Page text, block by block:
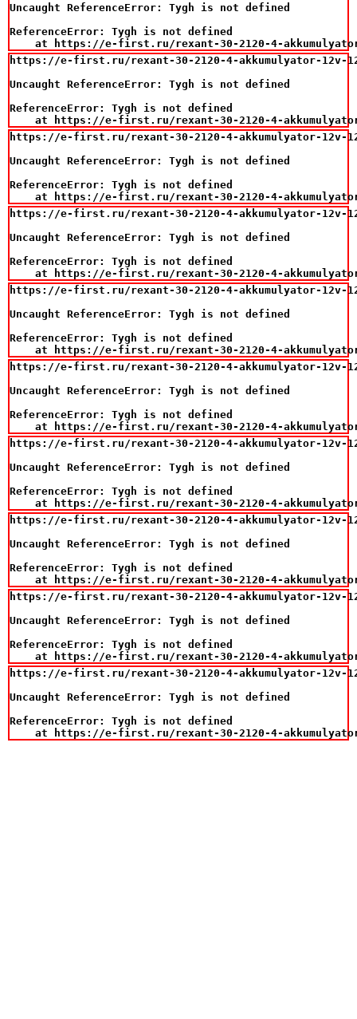
Uncaught ReferenceError: Tygh is not defined
ReferenceError: Tygh is not defined
at https://e-first.ru/rexant-30-2120-4-
https://e-first.ru/rexant-30-2120-4-akkumulyator-12v-
Uncaught ReferenceError: Tygh is not defined
ReferenceError: Tygh is not defined
at https://e-first.ru/rexant-30-2120-4-
https://e-first.ru/rexant-30-2120-4-akkumulyator-12v-
Uncaught ReferenceError: Tygh is not defined
ReferenceError: Tygh is not defined
at https://e-first.ru/rexant-30-2120-4-
https://e-first.ru/rexant-30-2120-4-akkumulyator-12v-
Uncaught ReferenceError: Tygh is not defined
ReferenceError: Tygh is not defined
at https://e-first.ru/rexant-30-2120-4-
https://e-first.ru/rexant-30-2120-4-akkumulyator-12v-
Uncaught ReferenceError: Tygh is not defined
ReferenceError: Tygh is not defined
at https://e-first.ru/rexant-30-2120-4-
https://e-first.ru/rexant-30-2120-4-akkumulyator-12v-
Uncaught ReferenceError: Tygh is not defined
ReferenceError: Tygh is not defined
at https://e-first.ru/rexant-30-2120-4-
https://e-first.ru/rexant-30-2120-4-akkumulyator-12v-
Uncaught ReferenceError: Tygh is not defined
ReferenceError: Tygh is not defined
at https://e-first.ru/rexant-30-2120-4-
https://e-first.ru/rexant-30-2120-4-akkumulyator-12v-
Uncaught ReferenceError: Tygh is not defined
ReferenceError: Tygh is not defined
at https://e-first.ru/rexant-30-2120-4-
https://e-first.ru/rexant-30-2120-4-akkumulyator-12v-
Uncaught ReferenceError: Tygh is not defined
ReferenceError: Tygh is not defined
at https://e-first.ru/rexant-30-2120-4-
https://e-first.ru/rexant-30-2120-4-akkumulyator-12v-
Uncaught ReferenceError: Tygh is not defined
ReferenceError: Tygh is not defined
at https://e-first.ru/rexant-30-2120-4-